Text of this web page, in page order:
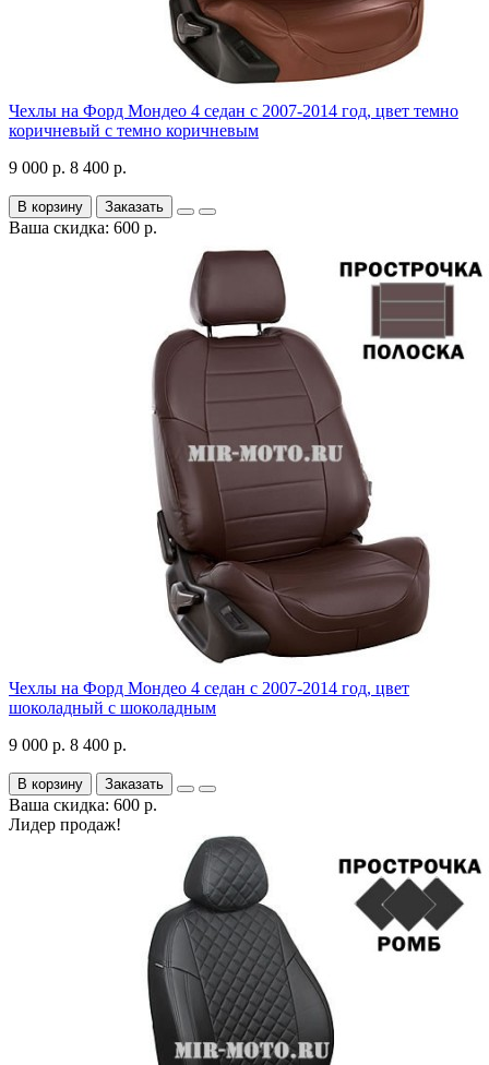
Чехлы на Форд Мондео 4 седан с 2007-2014 год, цвет темно
коричневый с темно коричневым
9 000 р. 8 400 р.
В корзину Заказать
Ваша скидка: 600 р.
Чехлы на Форд Мондео 4 седан с 2007-2014 год, цвет
шоколадный с шоколадным
9 000 р. 8 400 р.
В корзину Заказать
Ваша скидка: 600 р.
Лидер продаж!